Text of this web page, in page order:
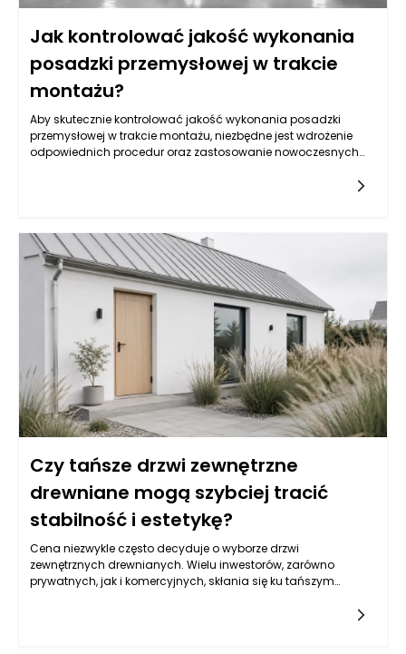
Jak kontrolować jakość wykonania
posadzki przemysłowej w trakcie
montażu?
Aby skutecznie kontrolować jakość wykonania posadzki
przemysłowej w trakcie montażu, niezbędne jest wdrożenie
odpowiednich procedur oraz zastosowanie nowoczesnych
wykorzystane, a także wszelkie informacje dotyczące
warunków, w jakich będzie realizowany projekt, na pewno
łatwiej będzie skutecznie monitorować jakość posadzki
przemysłowej. Istotne jest, aby zarówno projektanci, jak i
wykonawcy posiadanego obiektu byli dobrze zorganizowani
oraz by wszyscy uczestnicy procesu budowlanego mieli pełne
wytyczne dotyczące zamierzonych materiałów i technik.
Czy tańsze drzwi zewnętrzne
drewniane mogą szybciej tracić
stabilność i estetykę?
Cena niezwykle często decyduje o wyborze drzwi
zewnętrznych drewnianych. Wielu inwestorów, zarówno
prywatnych, jak i komercyjnych, skłania się ku tańszym